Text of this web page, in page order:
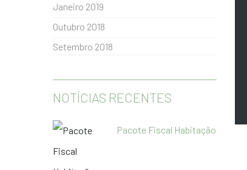
Janeiro 2019
Outubro 2018
Setembro 2018
NOTÍCIAS RECENTES
Pacote Fiscal Habitação